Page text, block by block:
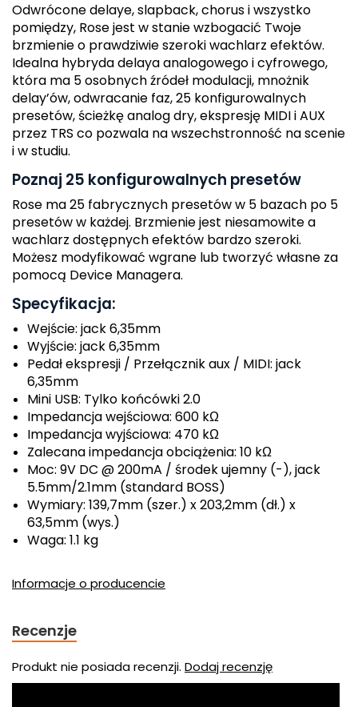
Odwrócone delaye, slapback, chorus i wszystko
pomiędzy, Rose jest w stanie wzbogacić Twoje
brzmienie o prawdziwie szeroki wachlarz efektów.
Idealna hybryda delaya analogowego i cyfrowego,
która ma 5 osobnych źródeł modulacji, mnożnik
delay’ów, odwracanie faz, 25 konfigurowalnych
presetów, ścieżkę analog dry, ekspresję MIDI i AUX
przez TRS co pozwala na wszechstronność na scenie
i w studiu.
Poznaj 25 konfigurowalnych presetów
Rose ma 25 fabrycznych presetów w 5 bazach po 5
presetów w każdej. Brzmienie jest niesamowite a
wachlarz dostępnych efektów bardzo szeroki.
Możesz modyfikować wgrane lub tworzyć własne za
pomocą Device Managera.
Specyfikacja:
Wejście: jack 6,35mm
Wyjście: jack 6,35mm
Pedał ekspresji / Przełącznik aux / MIDI: jack
6,35mm
Mini USB: Tylko końcówki 2.0
Impedancja wejściowa: 600 kΩ
Impedancja wyjściowa: 470 kΩ
Zalecana impedancja obciążenia: 10 kΩ
Moc: 9V DC @ 200mA / środek ujemny (-), jack
5.5mm/2.1mm (standard BOSS)
Wymiary: 139,7mm (szer.) x 203,2mm (dł.) x
63,5mm (wys.)
Waga: 1.1 kg
Informacje o producencie
Recenzje
Produkt nie posiada recenzji. Dodaj recenzję